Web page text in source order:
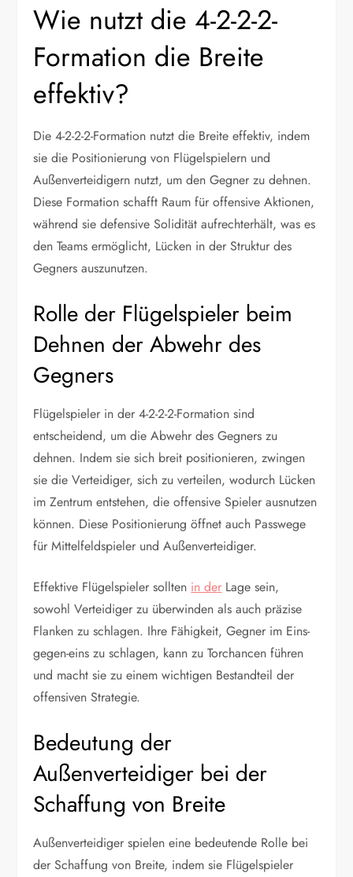
Wie nutzt die 4-2-2-2-
Formation die Breite
effektiv?
Die 4-2-2-2-Formation nutzt die Breite effektiv, indem
sie die Positionierung von Flügelspielern und
Außenverteidigern nutzt, um den Gegner zu dehnen.
Diese Formation schafft Raum für offensive Aktionen,
während sie defensive Solidität aufrechterhält, was es
den Teams ermöglicht, Lücken in der Struktur des
Gegners auszunutzen.
Rolle der Flügelspieler beim
Dehnen der Abwehr des
Gegners
Flügelspieler in der 4-2-2-2-Formation sind
entscheidend, um die Abwehr des Gegners zu
dehnen. Indem sie sich breit positionieren, zwingen
sie die Verteidiger, sich zu verteilen, wodurch Lücken
im Zentrum entstehen, die offensive Spieler ausnutzen
können. Diese Positionierung öffnet auch Passwege
für Mittelfeldspieler und Außenverteidiger.
Effektive Flügelspieler sollten in der Lage sein,
sowohl Verteidiger zu überwinden als auch präzise
Flanken zu schlagen. Ihre Fähigkeit, Gegner im Eins-
gegen-eins zu schlagen, kann zu Torchancen führen
und macht sie zu einem wichtigen Bestandteil der
offensiven Strategie.
Bedeutung der
Außenverteidiger bei der
Schaffung von Breite
Außenverteidiger spielen eine bedeutende Rolle bei
der Schaffung von Breite, indem sie Flügelspieler